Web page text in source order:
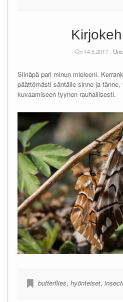
On 14.5.2017 -
Siinäpä pari minun mieleeni.
päättömästi säntäile sinne ja
kuvaamiseen tyynen rauhallisesti.
butterflies, hyönteiset,